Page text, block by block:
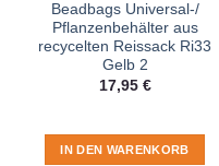
Beadbags Universal-/
Pflanzenbehälter aus
recycelten Reissack Ri33
Gelb 2
17,95 €
IN DEN WARENKORB